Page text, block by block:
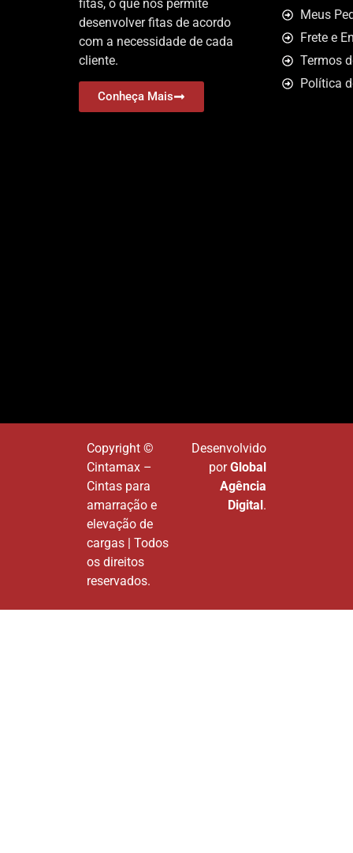
fitas, o que nos permite
desenvolver fitas de acordo
com a necessidade de cada
cliente.
Conheça Mais
Meus
Frete e
Termos
Política
Copyright ©
Cintamax –
Cintas para
amarração e
elevação de
cargas | Todos
os direitos
reservados.
Desenvolvido
porGlobal
Agência
Digital.